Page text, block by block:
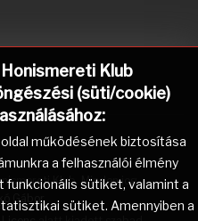
Klub
(süti/cookie)
működésének biztosítása
a felhasználói élmény
sütiket, valamint a
sütiket. Amennyiben a
Klub. Minden jog
Gábor.